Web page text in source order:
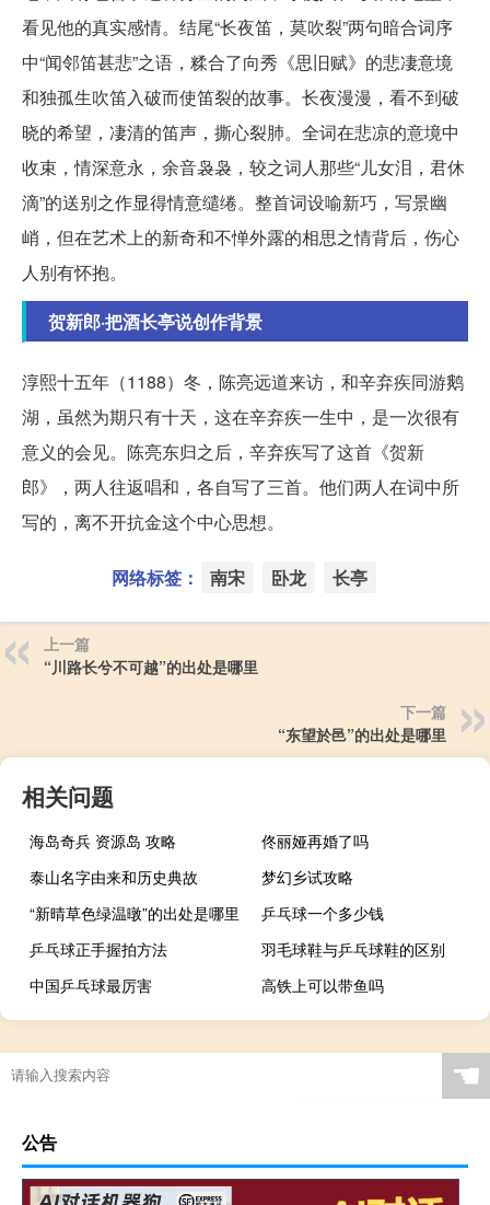
看见他的真实感情。结尾“长夜笛，莫吹裂”两句暗合词序
中“闻邻笛甚悲”之语，糅合了向秀《思旧赋》的悲凄意境
和独孤生吹笛入破而使笛裂的故事。长夜漫漫，看不到破
晓的希望，凄清的笛声，撕心裂肺。全词在悲凉的意境中
收束，情深意永，余音袅袅，较之词人那些“儿女泪，君休
滴”的送别之作显得情意缱绻。整首词设喻新巧，写景幽
峭，但在艺术上的新奇和不惮外露的相思之情背后，伤心
人别有怀抱。
贺新郎·把酒长亭说创作背景
淳熙十五年（1188）冬，陈亮远道来访，和辛弃疾同游鹅
湖，虽然为期只有十天，这在辛弃疾一生中，是一次很有
意义的会见。陈亮东归之后，辛弃疾写了这首《贺新
郎》，两人往返唱和，各自写了三首。他们两人在词中所
写的，离不开抗金这个中心思想。
网络标签： 南宋 卧龙 长亭
上一篇
“川路长兮不可越”的出处是哪里
下一篇
“东望於邑”的出处是哪里
相关问题
海岛奇兵 资源岛 攻略
佟丽娅再婚了吗
泰山名字由来和历史典故
梦幻乡试攻略
“新晴草色绿温暾”的出处是哪里
乒乓球一个多少钱
乒乓球正手握拍方法
羽毛球鞋与乒乓球鞋的区别
中国乒乓球最厉害
高铁上可以带鱼吗
☚
公告